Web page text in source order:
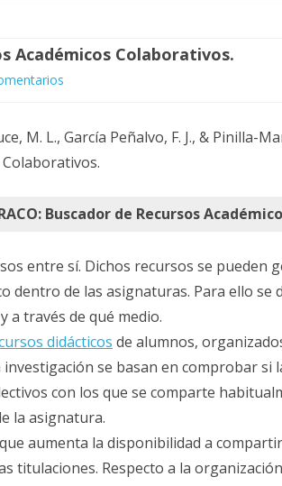
Académicos Colaborativos.
Buscador
de
Recursos
Colaborativos.
M. L., García Peñalvo, F. J., & Pinilla-
Buscador de Recursos
entre sí. Dichos recursos se pueden
dentro de las asignaturas. Para ello se
a través de qué medio.
didácticos de alumnos,
se basan en comprobar si
con los que se comparte
la asignatura.
aumenta la disponibilidad a
titulaciones. Respecto a la